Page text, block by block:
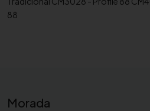
o
q
p
88
Morada